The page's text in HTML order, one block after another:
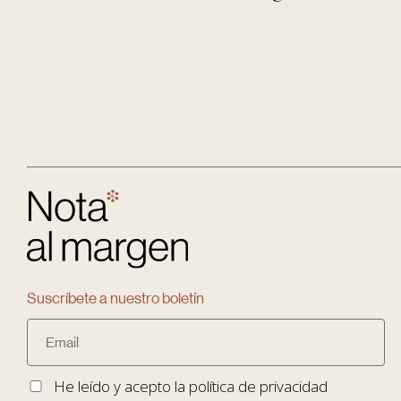
Suscríbete a nuestro boletín
He leído y acepto la política de privacidad